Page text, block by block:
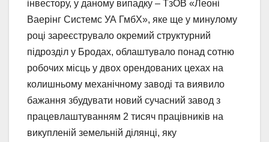
інвестору, у даному випадку – ТзОВ «Леоні
Ваерінг Системс УА ГмбХ», яке ще у минулому
році зареєструвало окремий структурний
підрозділ у Бродах, облаштувало понад сотню
робочих місць у двох орендованих цехах на
колишньому механічному заводі та виявило
бажання збудувати новий сучасний завод з
працевлаштуванням 2 тисяч працівників на
викупленій земельній ділянці, яку